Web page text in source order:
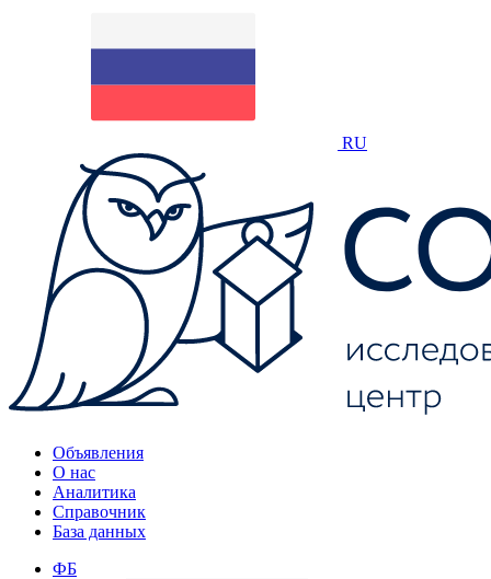
RU
Объявления
О нас
Аналитика
Справочник
База данных
ФБ